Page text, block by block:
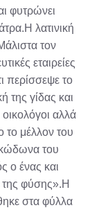
φυτρώνει
λατινική
τον
εταιρείες
περίσσεψε το
της γίδας και
αλλά
το μέλλον του
του
ο ένας και
της φύσης».Η
στα φύλλα